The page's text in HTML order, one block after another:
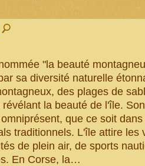
"la beauté
sa diversité naturelle
des plages de
la beauté de l'île.
que ce soit
traditionnels. L'île attire les
de plein air, de sports
En Corse, la…